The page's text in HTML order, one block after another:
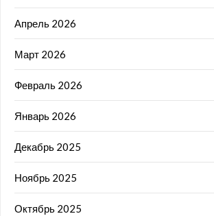
Апрель 2026
Март 2026
Февраль 2026
Январь 2026
Декабрь 2025
Ноябрь 2025
Октябрь 2025